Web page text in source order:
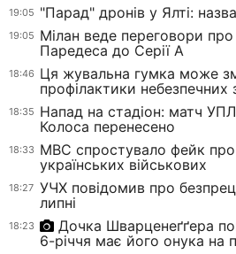
19:05 "Парад" дронів у Ялті:
19:05 Мілан веде переговори
Паредеса до Серії А
18:46 Ця жувальна гумка може
профілактики небезпечних
18:35 Напад на стадіон: матч
Колоса перенесено
18:33 МВС спростувало фейк про
українських військових
18:27 УЧХ повідомив про
липні
18:23
Дочка Шварценеґґера
6-річчя має його онука на